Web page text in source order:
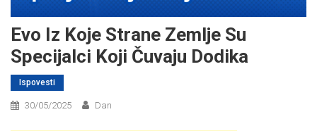
Evo Iz Koje Strane Zemlje Su
Specijalci Koji Čuvaju Dodika
Ispovesti
30/05/2025 Dan